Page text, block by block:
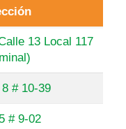
13 Local 117
# 10-39
# 9-02